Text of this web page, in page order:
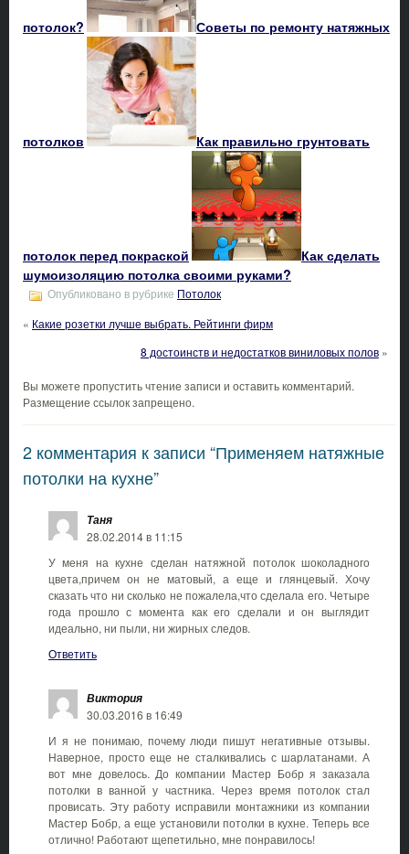
потолок? Советы по ремонту натяжных
потолков Как правильно грунтовать
потолок перед покраской
Как сделать
шумоизоляцию потолка своими руками?
Опубликовано в рубрике Потолок
« Какие розетки лучше выбрать. Рейтинги фирм
8 достоинств и недостатков виниловых полов»
Вы можете пропустить чтение записи и оставить комментарий.
Размещение ссылок запрещено.
2 комментария к записи “Применяем натяжные
потолки на кухне”
Таня
28.02.2014 в 11:15
У меня на кухне сделан натяжной потолок шоколадного
цвета,причем он не матовый, а еще и глянцевый. Хочу
сказать что ни сколько не пожалела,что сделала его. Четыре
года прошло с момента как его сделали и он выглядит
идеально, ни пыли, ни жирных следов.
Ответить
Виктория
30.03.2016 в 16:49
И я не понимаю, почему люди пишут негативные отзывы.
Наверное, просто еще не сталкивались с шарлатанами. А
вот мне довелось. До компании Мастер Бобр я заказала
потолки в ванной у частника. Через время потолок стал
провисать. Эту работу исправили монтажники из компании
Мастер Бобр, а еще установили потолки в кухне. Теперь все
отлично! Работают щепетильно, мне понравилось!